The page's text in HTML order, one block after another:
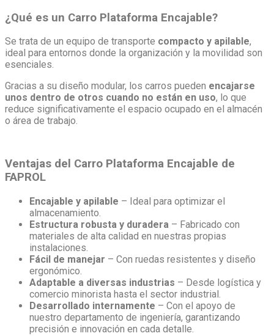
¿Qué es un Carro Plataforma Encajable?
Se trata de un equipo de transporte compacto y apilable,
ideal para entornos donde la organización y la movilidad son
esenciales.
Gracias a su diseño modular, los carros pueden encajarse
unos dentro de otros cuando no están en uso, lo que
reduce significativamente el espacio ocupado en el almacén
o área de trabajo.
Ventajas del Carro Plataforma Encajable de
FAPROL
Encajable y apilable – Ideal para optimizar el
almacenamiento.
Estructura robusta y duradera – Fabricado con
materiales de alta calidad en nuestras propias
instalaciones.
Fácil de manejar – Con ruedas resistentes y diseño
ergonómico.
Adaptable a diversas industrias – Desde logística y
comercio minorista hasta el sector industrial.
Desarrollado internamente – Con el apoyo de
nuestro departamento de ingeniería, garantizando
precisión e innovación en cada detalle.